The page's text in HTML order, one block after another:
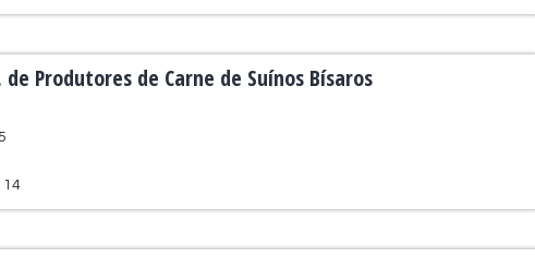
Produtores de Carne de Suínos Bísaros